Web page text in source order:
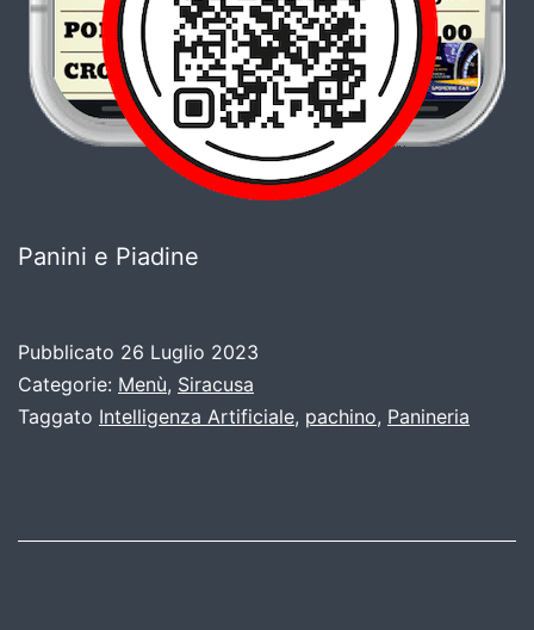
Panini e Piadine
Pubblicato 26 Luglio 2023
Categorie: Menù, Siracusa
Taggato Intelligenza Artificiale, pachino, Panineria